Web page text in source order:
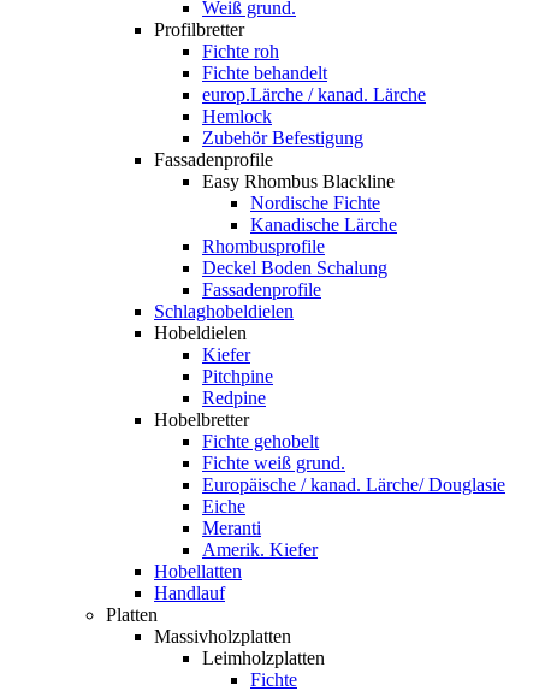
Weiß grund.
Profilbretter
Fichte roh
Fichte behandelt
europ.Lärche / kanad. Lärche
Hemlock
Zubehör Befestigung
Fassadenprofile
Easy Rhombus Blackline
Nordische Fichte
Kanadische Lärche
Rhombusprofile
Deckel Boden Schalung
Fassadenprofile
Schlaghobeldielen
Hobeldielen
Kiefer
Pitchpine
Redpine
Hobelbretter
Fichte gehobelt
Fichte weiß grund.
Europäische / kanad. Lärche/ Douglasie
Eiche
Meranti
Amerik. Kiefer
Hobellatten
Handlauf
Platten
Massivholzplatten
Leimholzplatten
Fichte